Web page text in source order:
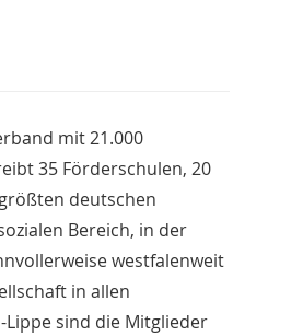
mit 21.000
35 Förderschulen, 20
deutschen
Bereich, in der
westfalenweit
in allen
Lippe sind die Mitglieder